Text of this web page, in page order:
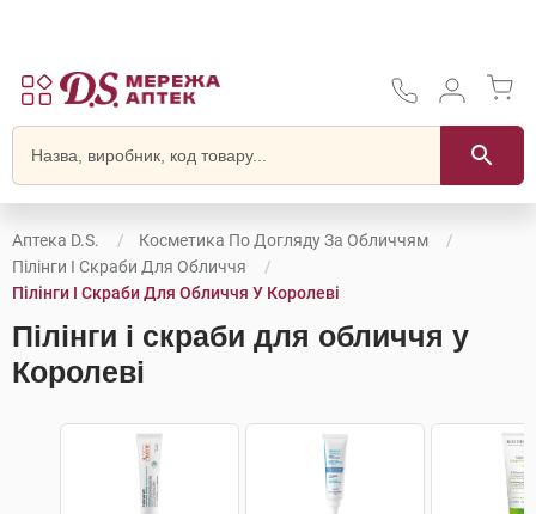
Аптека D.S.
Косметика По Догляду За Обличчям
Пілінги І Скраби Для Обличчя
Пілінги І Скраби Для Обличчя У Королеві
Пілінги і скраби для обличчя у
Королеві